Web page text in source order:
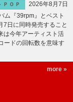
ＰＯＰ
2026年8月7日
ム『39rpm』とベスト
7日に同時発売すること
今年アーティスト活
ードの回転数を意味す
more »